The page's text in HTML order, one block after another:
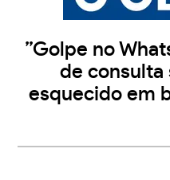
”Golpe no
de consulta
esquecido em